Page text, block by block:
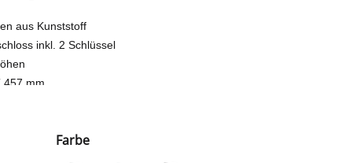
aus Kunststoff
inkl. 2 Schlüssel
457 mm
Farbe